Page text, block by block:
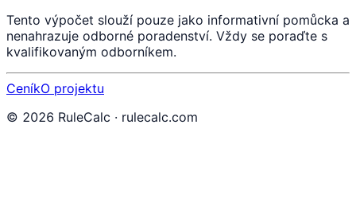
Tento výpočet slouží pouze jako informativní pomůcka a
nenahrazuje odborné poradenství. Vždy se poraďte s
kvalifikovaným odborníkem.
CeníkO projektu
© 2026 RuleCalc · rulecalc.com